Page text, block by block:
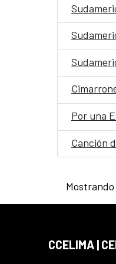
Por una
Canción
CCELIMA |